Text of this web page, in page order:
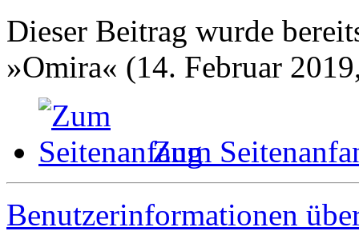
Dieser Beitrag wurde
»Omira« (14. Februar
Zum
Benutzerinformationen